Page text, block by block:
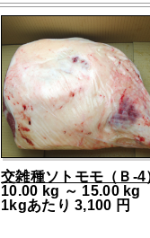
交雑種ソトモモ（Ｂ-4
10.00 kg ～ 15.00 kg
1kgあたり 3,100 円